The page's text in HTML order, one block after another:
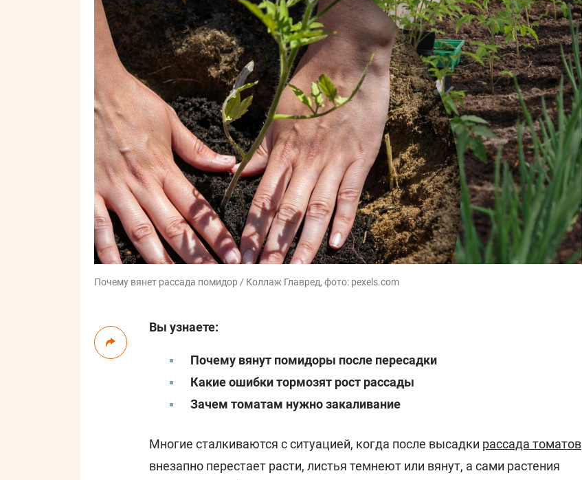
Почему вянет рассада помидор / Коллаж Главред, фото: pexels.com
Вы узнаете:
Почему вянут помидоры после пересадки
Какие ошибки тормозят рост рассады
Зачем томатам нужно закаливание
Многие сталкиваются с ситуацией, когда после высадки рассада томатов
внезапно перестает расти, листья темнеют или вянут, а сами растения